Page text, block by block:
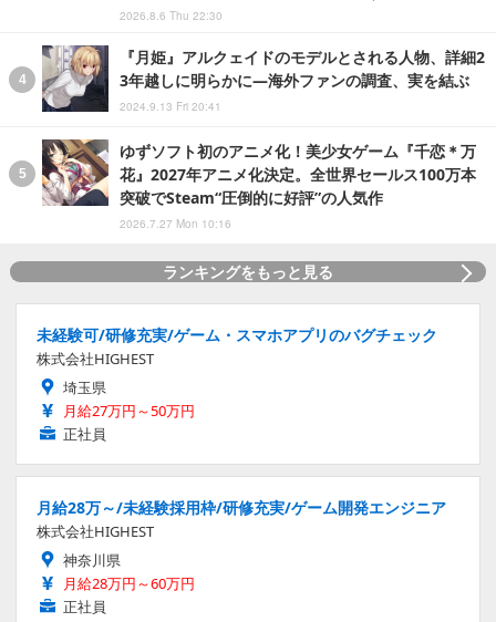
2026.8.6 Thu 22:30
『月姫』アルクェイドのモデルとされる人物、詳細2
3年越しに明らかに―海外ファンの調査、実を結ぶ
2024.9.13 Fri 20:41
ゆずソフト初のアニメ化！美少女ゲーム『千恋＊万
花』2027年アニメ化決定。全世界セールス100万本
突破でSteam“圧倒的に好評”の人気作
2026.7.27 Mon 10:16
ランキングをもっと見る
未経験可/研修充実/ゲーム・スマホアプリのバグチェック
株式会社HIGHEST
埼玉県
月給27万円～50万円
正社員
月給28万～/未経験採用枠/研修充実/ゲーム開発エンジニア
株式会社HIGHEST
神奈川県
月給28万円～60万円
正社員